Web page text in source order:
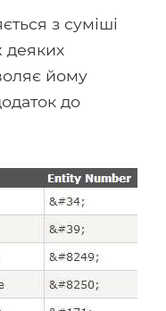
з суміші
деяких
йому
до